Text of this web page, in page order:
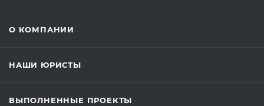
О КОМПАНИИ
НАШИ ЮРИСТЫ
ВЫПОЛНЕННЫЕ ПРОЕКТЫ